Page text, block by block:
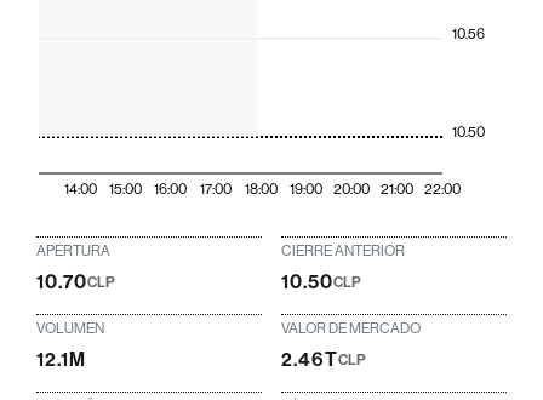
14:00 15:00 16:00 17:00 18:00 19:00 20:00 21:00 22:00
10.50
10.56
APERTURA
10.70CLP
CIERRE ANTERIOR
10.50CLP
VOLUMEN
12.1M
VALOR DE MERCADO
2.46TCLP